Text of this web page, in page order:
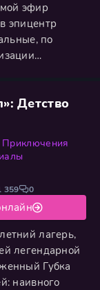
эфир
эпицентр
по
и
Детство
Приключения
лагерь,
легендарной
Губка
наивного
359 0